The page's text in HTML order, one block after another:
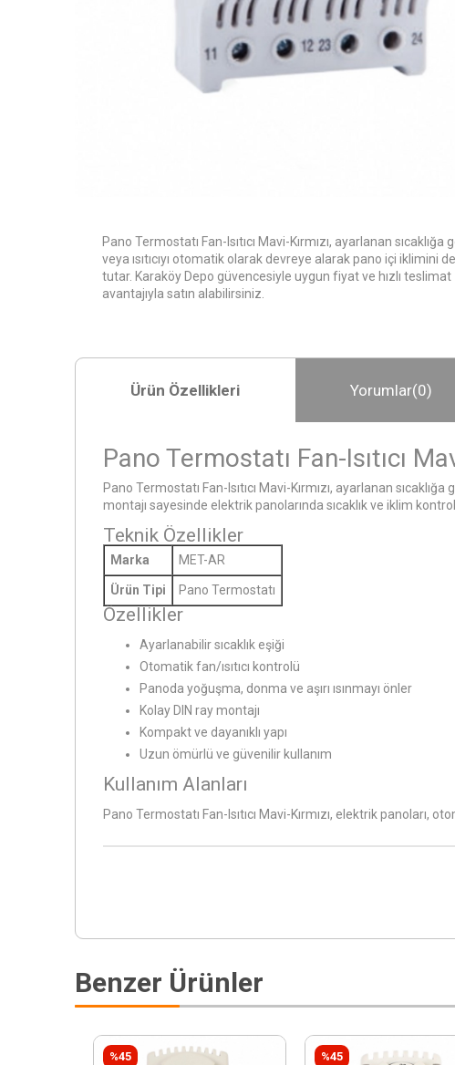
Pano Termostatı Fan-Isıtıcı Mavi-Kırmızı, ayarlanan sıcaklığa
veya ısıtıcıyı otomatik olarak devreye alarak pano içi iklimini
tutar. Karaköy Depo güvencesiyle uygun fiyat ve hızlı teslimat
avantajıyla satın alabilirsiniz.
Ürün Özellikleri Yorumlar(0)
Pano Termostatı Fan-Isıtıcı
Pano Termostatı Fan-Isıtıcı Mavi-Kırmızı, ayarlanan
montajı sayesinde elektrik panolarında sıcaklık ve iklim
Teknik Özellikler
Marka MET-AR
Ürün Tipi Pano Termostatı
Özellikler
Ayarlanabilir sıcaklık eşiği
Otomatik fan/ısıtıcı kontrolü
Panoda yoğuşma, donma ve aşırı ısınmayı önler
Kolay DIN ray montajı
Kompakt ve dayanıklı yapı
Uzun ömürlü ve güvenilir kullanım
Kullanım Alanları
Pano Termostatı Fan-Isıtıcı Mavi-Kırmızı, elektrik panoları,
Benzer Ürünler
%45 %45